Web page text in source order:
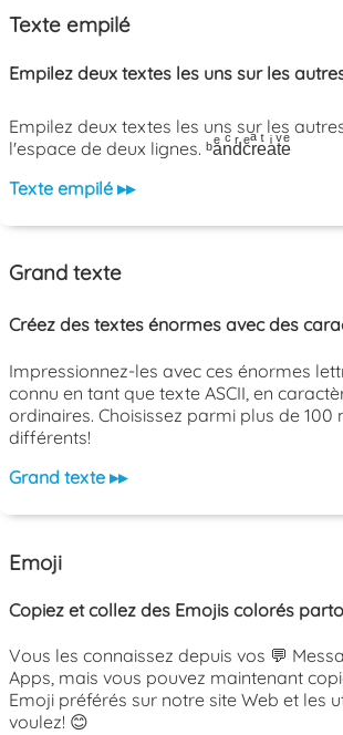
Texte empilé
Empilez deux textes les uns sur les
Empilez deux textes les uns sur les
l'espace de deux lignes. ᵇaͤnͨdͬcͤrͣeͭaͥtͮeͤ
Texte empilé ▸▸
Grand texte
Créez des textes énormes avec des
Impressionnez-les avec ces énormes
connu en tant que texte ASCII, en
ordinaires. Choisissez parmi plus de 100
différents!
Grand texte ▸▸
Emoji
Copiez et collez des Emojis colorés
Vous les connaissez depuis vos 💬
Apps, mais vous pouvez maintenant
Emoji préférés sur notre site Web et les
voulez! 😊